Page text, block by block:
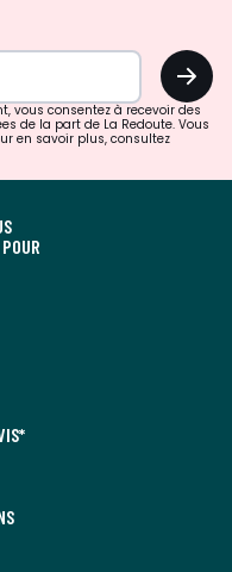
OK
vous consentez à recevoir des
de la part de La Redoute. Vous
en savoir plus, consultez